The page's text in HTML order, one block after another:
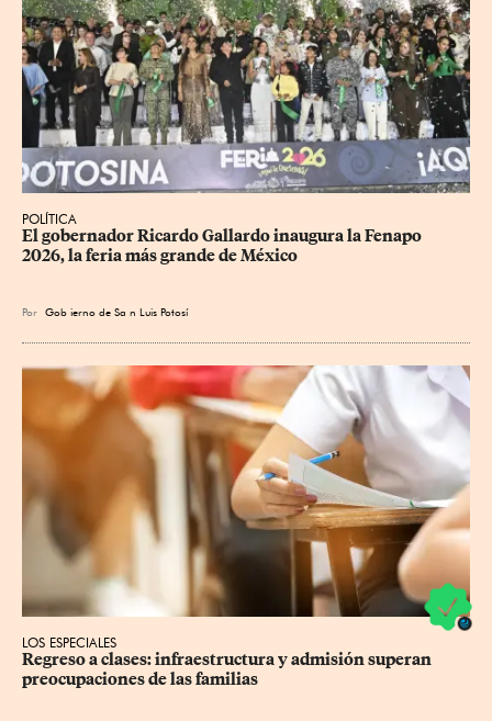
POLÍTICA
​El gobernador Ricardo Gallardo inaugura la Fenapo
2026, la feria más grande de México
Por Gob ierno de Sa n Luis Potosí
LOS ESPECIALES
Regreso a clases: infraestructura y admisión superan
preocupaciones de las familias